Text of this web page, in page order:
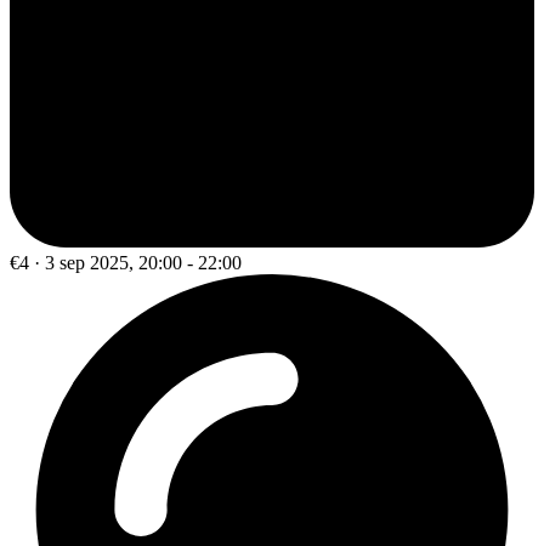
€4 · 3 sep 2025, 20:00 - 22:00